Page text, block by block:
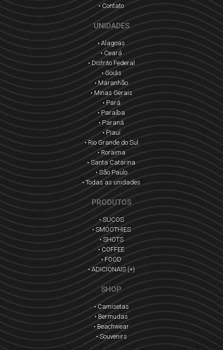
• Contato
UNIDADES
• Alagoas
• Ceará
• Distrito Federal
• Goiás
• Maranhão
• Minas Gerais
• Pará
• Paraíba
• Paraná
• Piauí
• Rio Grande do Sul
• Roraima
• Santa Catarina
• São Paulo
• Todas as unidades
PRODUTOS
• SUCOS
• SMOOTHIES
• SHOTS
• COFFEE
• FOOD
• ADICIONAIS (+)
SHOP
• Camisetas
• Bermudas
• Beachwear
• Souvenirs